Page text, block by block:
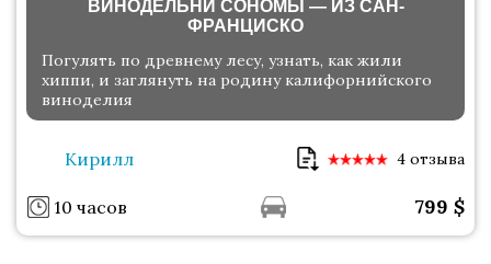
ВИНОДЕЛЬНИ СОНОМЫ — ИЗ САН-
ФРАНЦИСКО
Погулять по древнему лесу, узнать, как жили
хиппи, и заглянуть на родину калифорнийского
виноделия
Кирилл 4 отзыва
10 часов 799 $